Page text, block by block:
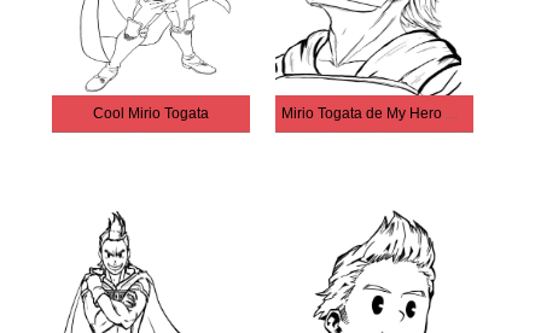
Cool Mirio Togata Mirio Togata de My Hero Academia